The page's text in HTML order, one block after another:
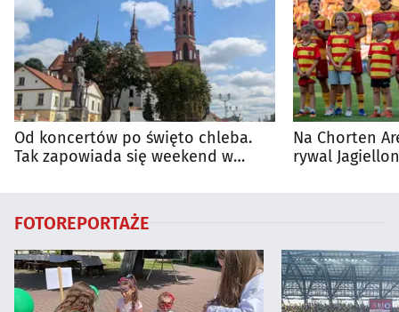
Od koncertów po święto chleba.
Tak zapowiada się weekend w
Na Chorten
rywal
FOTOREPORTAŻE